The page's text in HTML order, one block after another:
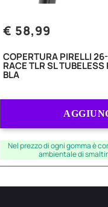
€ 58,99
COPERTURA PIRELLI
RACE TLR SL
BLA
Nel prezzo di ogni gomma è
ambientale di